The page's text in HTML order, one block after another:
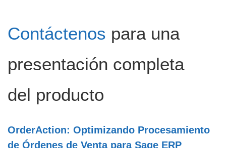
Contáctenos para una
presentación completa
del producto
OrderAction: Optimizando Procesamiento
de Órdenes de Venta para Sage ERP